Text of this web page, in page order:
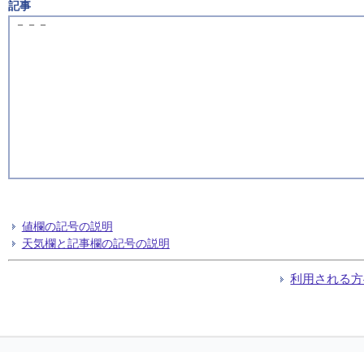
記事
－－－
値欄の記号の説明
天気欄と記事欄の記号の説明
利用される